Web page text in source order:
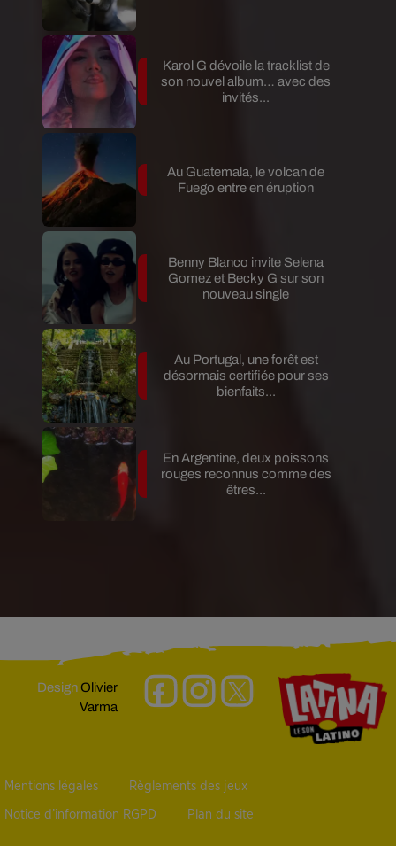
Karol G dévoile la tracklist de
son nouvel album… avec des
invités...
Au Guatemala, le volcan de
Fuego entre en éruption
Benny Blanco invite Selena
Gomez et Becky G sur son
nouveau single
Au Portugal, une forêt est
désormais certifiée pour ses
bienfaits...
En Argentine, deux poissons
rouges reconnus comme des
êtres...
DesignOlivier
Varma
Mentions légales Règlements des jeux
Notice d’information RGPD Plan du site